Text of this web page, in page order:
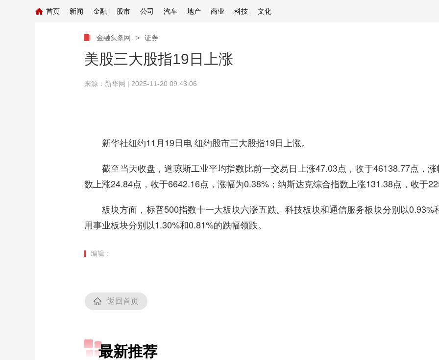
首页 新闻 金融 股市 公司 汽车 地产 商业 科技 文化
金融头条网 > 证券
美股三大股指19日上涨
来源：新华网 | 2025-11-20 09:43:06
新华社纽约11月19日电 纽约股市三大股指19日上涨。
截至当天收盘，道琼斯工业平均指数比前一交易日上涨47.03点，收于46138.77点，涨
数上涨24.84点，收于6642.16点，涨幅为0.38%；纳斯达克综合指数上涨131.38点，收于
板块方面，标普500指数十一大板块六涨五跌。科技板块和通信服务板块分别以0.93%
用事业板块分别以1.30%和0.81%的跌幅领跌。
编辑：
返回首页
最新推荐